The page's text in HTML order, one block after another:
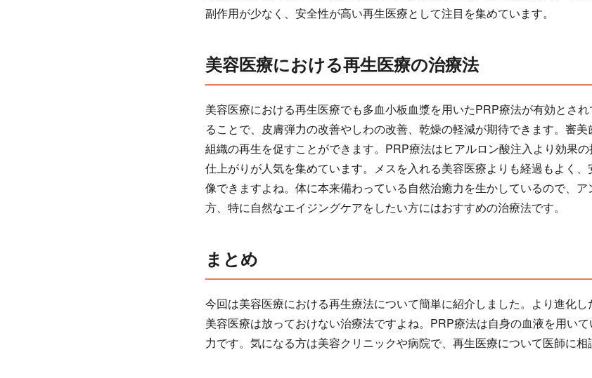
副作用が少なく、安全性が高い再生医療として注目を集めています。
美容医療における再生医療の治療法
美容医療における再生医療でも多血小板血漿を用いたPRP療法が有効とさ
ることで、皮膚弾力の改善やしわの改善、乾燥の軽減が期待できます。審
組織の再生を促すことができます。PRP療法はヒアルロン酸注入より効果
仕上がりが人気を集めています。メスを入れる美容医療よりも経過もよく
像できますよね。体に本来備わっている自然治癒力を生かしているので、
方、特に自然なエイジングケアをしたい方にはおすすめの治療法です。
まとめ
今回は美容医療における再生療法について簡単に紹介しました。より進化
美容医療は放っておけない治療法ですよね。PRP療法は自身の血液を用い
力です。気になる方は美容クリニックや病院で、再生医療について医師に相